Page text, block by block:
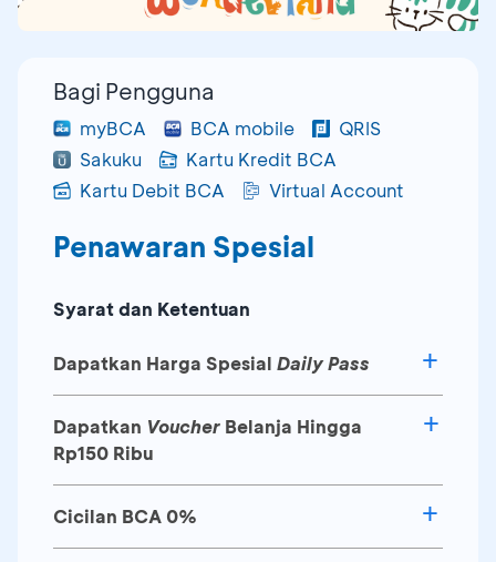
Bagi Pengguna
myBCA BCA mobile
QRIS
Sakuku
Kartu Kredit BCA
Kartu Debit BCA
Virtual Account
Penawaran Spesial
Syarat dan Ketentuan
Dapatkan Harga Spesial Daily Pass
Periode Promo
Buy 1 Get 1
Dapatkan Voucher Belanja Hingga
Rp150 Ribu
Nominal
Minimum
Cicilan BCA 0%